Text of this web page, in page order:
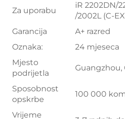
Za uporabu
iR 2202DN/
/2002L (C-
Garancija
A+ razred
Oznaka:
24 mjeseca
Mjesto
podrijetla
Sposobnost
opskrbe
100 000
Vrijeme